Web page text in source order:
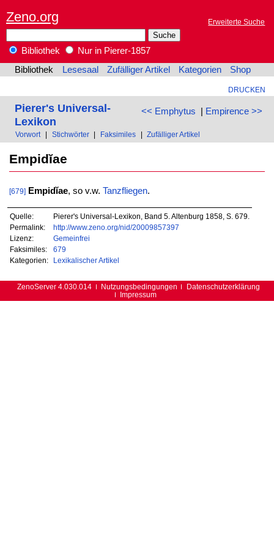
Zeno.org Erweiterte Suche
Bibliothek
Nur in Pierer-1857
Bibliothek
Lesesaal Zufälliger Artikel Kategorien Shop
DRUCKEN
<< Emphytus | Empirence >>
Pierer's Universal-
Lexikon
Vorwort Stichwörter Faksimiles Zufälliger Artikel
Empidĭae
[679] Empidĭae, so v.w. Tanzfliegen.
Quelle:
Pierer's Universal-Lexikon, Band 5. Altenburg 1858, S. 679.
Permalink:
http://www.zeno.org/nid/20009857397
Lizenz:
Gemeinfrei
Faksimiles:
679
Kategorien:
Lexikalischer Artikel
ZenoServer 4.030.014 Nutzungsbedingungen
Datenschutzerklärung
Impressum